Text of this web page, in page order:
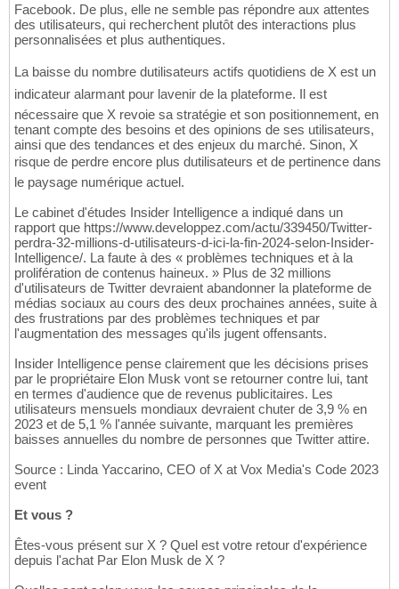
Facebook. De plus, elle ne semble pas répondre aux attentes
des utilisateurs, qui recherchent plutôt des interactions plus
personnalisées et plus authentiques.
La baisse du nombre dutilisateurs actifs quotidiens de X est un
indicateur alarmant pour lavenir de la plateforme. Il est
nécessaire que X revoie sa stratégie et son positionnement, en
tenant compte des besoins et des opinions de ses utilisateurs,
ainsi que des tendances et des enjeux du marché. Sinon, X
risque de perdre encore plus dutilisateurs et de pertinence dans
le paysage numérique actuel.
Le cabinet d'études Insider Intelligence a indiqué dans un
rapport que https://www.developpez.com/actu/339450/Twitter-
perdra-32-millions-d-utilisateurs-d-ici-la-fin-2024-selon-Insider-
Intelligence/. La faute à des « problèmes techniques et à la
prolifération de contenus haineux. » Plus de 32 millions
d'utilisateurs de Twitter devraient abandonner la plateforme de
médias sociaux au cours des deux prochaines années, suite à
des frustrations par des problèmes techniques et par
l'augmentation des messages qu'ils jugent offensants.
Insider Intelligence pense clairement que les décisions prises
par le propriétaire Elon Musk vont se retourner contre lui, tant
en termes d'audience que de revenus publicitaires. Les
utilisateurs mensuels mondiaux devraient chuter de 3,9 % en
2023 et de 5,1 % l'année suivante, marquant les premières
baisses annuelles du nombre de personnes que Twitter attire.
Source : Linda Yaccarino, CEO of X at Vox Media's Code 2023
event
Et vous ?
Êtes-vous présent sur X ? Quel est votre retour d'expérience
depuis l'achat Par Elon Musk de X ?